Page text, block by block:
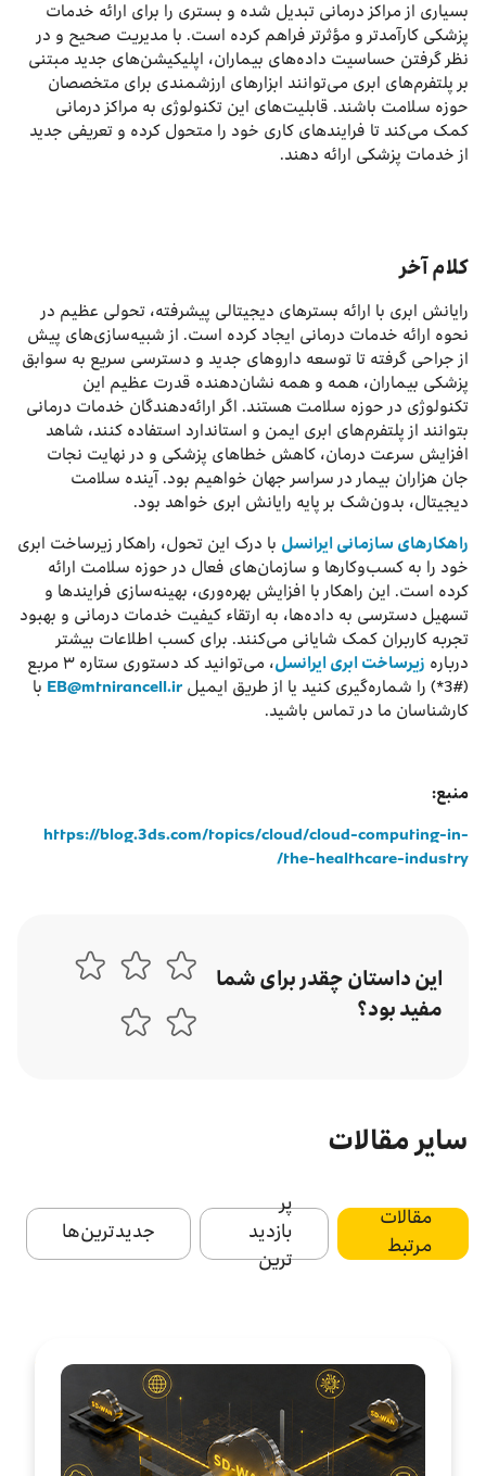
بسیاری از مراکز درمانی تبدیل شده و بستری را برای ارائه خدمات
پزشکی کارآمدتر و مؤثرتر فراهم کرده است. با مدیریت صحیح و در
نظر گرفتن حساسیت داده‌های بیماران، اپلیکیشن‌های جدید مبتنی
بر پلتفرم‌های ابری می‌توانند ابزارهای ارزشمندی برای متخصصان
حوزه سلامت باشند. قابلیت‌های این تکنولوژی به مراکز درمانی
کمک می‌کند تا فرایندهای کاری خود را متحول کرده و تعریفی جدید
از خدمات پزشکی ارائه دهند.
کلام آخر
رایانش ابری با ارائه بسترهای دیجیتالی پیشرفته، تحولی عظیم در
نحوه ارائه خدمات درمانی ایجاد کرده است. از شبیه‌سازی‌های پیش
از جراحی گرفته تا توسعه داروهای جدید و دسترسی سریع به سوابق
پزشکی بیماران، همه و همه نشان‌دهنده قدرت عظیم این
تکنولوژی در حوزه سلامت هستند. اگر ارائه‌دهندگان خدمات درمانی
بتوانند از پلتفرم‌های ابری ایمن و استاندارد استفاده کنند، شاهد
افزایش سرعت درمان، کاهش خطاهای پزشکی و در نهایت نجات
جان هزاران بیمار در سراسر جهان خواهیم بود. آینده سلامت
دیجیتال، بدون‌شک بر پایه رایانش ابری خواهد بود.
راهکارهای سازمانی ایرانسل با درک این تحول، راهکار زیرساخت ابری
خود را به کسب‌وکارها و سازمان‌های فعال در حوزه سلامت ارائه
کرده است. این راهکار با افزایش بهره‌وری، بهینه‌سازی فرایندها و
تسهیل دسترسی به داده‌ها، به ارتقاء کیفیت خدمات درمانی و بهبود
تجربه کاربران کمک شایانی می‌کنند. برای کسب اطلاعات بیشتر
درباره زیرساخت ابری ایرانسل
، می‌توانید کد دستوری ستاره ۳ مربع
(#3*) را شماره‌گیری کنید یا از طریق ایمیل
EB@mtnirancell.ir با
کارشناسان ما در تماس باشید.
منبع:
https://blog.3ds.com/topics/cloud/cloud-computing-in-
the-healthcare-industry/
این داستان چقدر برای شما
مفید بود؟
سایر مقالات
مقالات
مرتبط
پر
بازدید
ترین
جدید‌ترین‌ها